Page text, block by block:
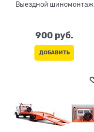
Выездной шиномонтаж
900 руб.
ДОБАВИТЬ